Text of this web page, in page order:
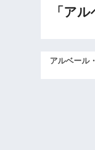
「ア
アルベール